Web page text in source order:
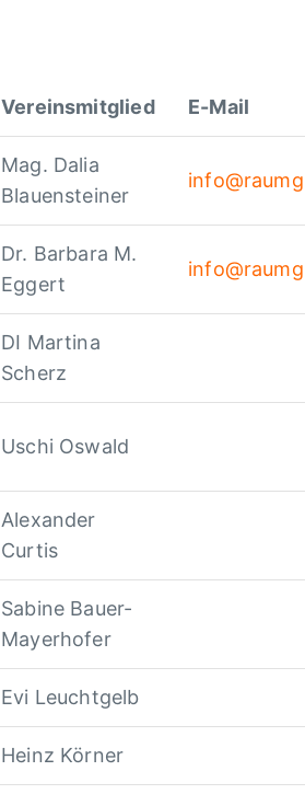
Vereinsmitglied E-Mail
Mag. Dalia
Blauensteiner
Dr. Barbara M.
Eggert
DI Martina
Scherz
Uschi Oswald
Alexander
Curtis
Sabine Bauer-
Mayerhofer
Evi Leuchtgelb
Heinz Körner